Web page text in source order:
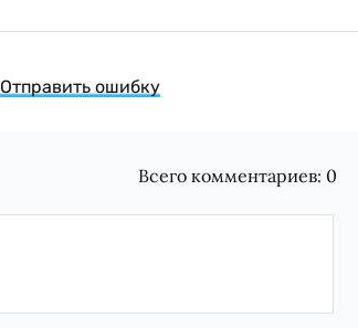
Отправить ошибку
Всего комментариев: 0